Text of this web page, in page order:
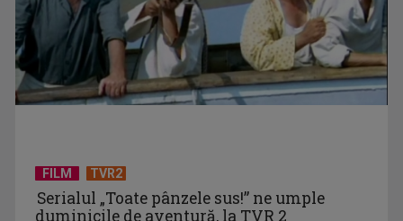
TVR lansează un apel pentru proiecte de emisiuni
FILM TVR2
Serialul „Toate pânzele sus!” ne umple
duminicile de aventură, la TVR 2